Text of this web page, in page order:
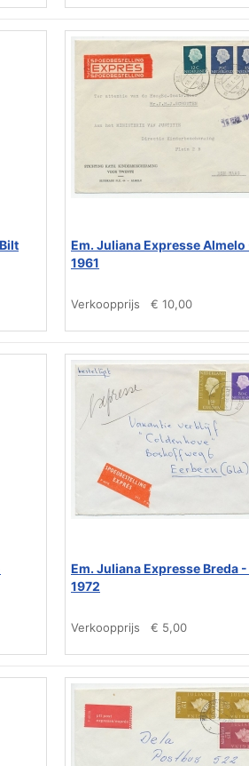
Em. Juliana Expresse Almelo
1961
Verkoopprijs € 10,00
Em. Juliana Expresse Breda
1972
Verkoopprijs € 5,00